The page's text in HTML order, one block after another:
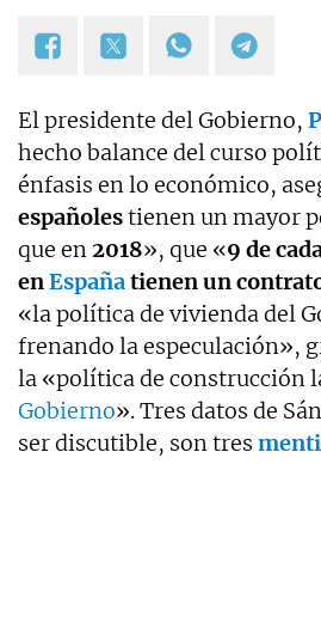
El presidente del Gobierno,
hecho balance del curso
énfasis en lo económico,
españolestienen un mayor
que en2018», que «9 de
enEspañatienen un
«la política de vivienda del
frenando la especulación»,
la «política de construcción
Gobierno». Tres datos de
ser discutible, son tres